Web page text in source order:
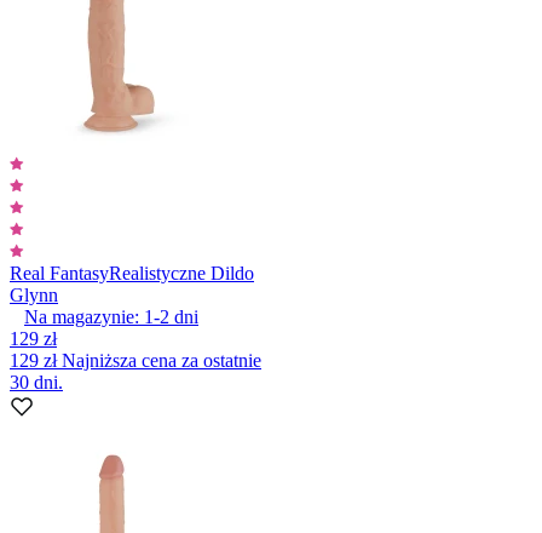
Real FantasyRealistyczne Dildo
Glynn
Na magazynie: 1-2 dni
129 zł
129 złNajniższa cena za ostatnie
30 dni.